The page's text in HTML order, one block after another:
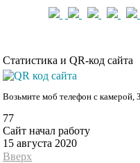
Статистика и QR-код сайта
Возьмите моб телефон с камерой,
77
Сайт начал работу
15 августа 2020
Вверх